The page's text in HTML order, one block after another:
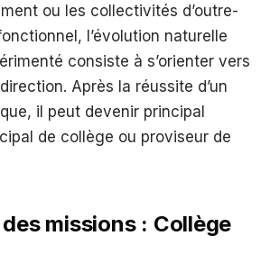
ou les collectivités d’outre-
l’évolution naturelle
consiste à s’orienter vers
Après la réussite d’un
il peut devenir principal
de collège ou proviseur de
missions : Collège